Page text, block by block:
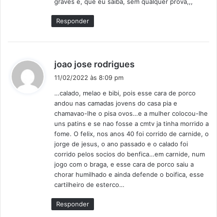
Responder
joao jose rodrigues
:
11/02/2022 às 8:09 pm
…calado, melao e bibi, pois esse cara de porco
andou nas camadas jovens do casa pia e
chamavao-lhe o pisa ovos…e a mulher colocou-lhe
uns patins e se nao fosse a cmtv ja tinha morrido a
fome. O felix, nos anos 40 foi corrido de carnide, o
jorge de jesus, o ano passado e o calado foi
corrido pelos socios do benfica…em carnide, num
jogo com o braga, e esse cara de porco saiu a
chorar humilhado e ainda defende o boifica, esse
cartilheiro de esterco…
Responder